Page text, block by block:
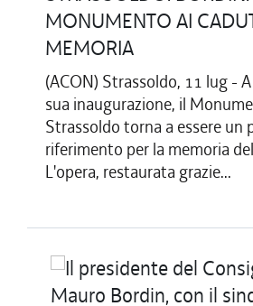
MONUMENTO AI
MEMORIA
(ACON) Strassoldo, 11 lug -
sua inaugurazione, il
Strassoldo torna a essere un
riferimento per la memoria
L'opera, restaurata grazie...